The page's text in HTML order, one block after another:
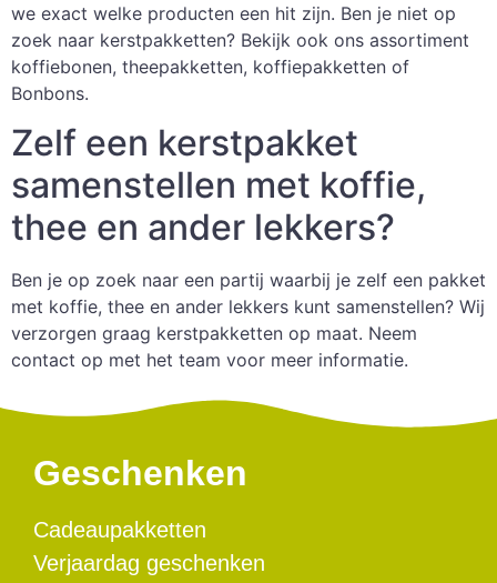
we exact welke producten een hit zijn. Ben je niet op
zoek naar kerstpakketten? Bekijk ook ons assortiment
koffiebonen, theepakketten, koffiepakketten of
Bonbons.
Zelf een kerstpakket
samenstellen met koffie,
thee en ander lekkers?
Ben je op zoek naar een partij waarbij je zelf een pakket
met koffie, thee en ander lekkers kunt samenstellen? Wij
verzorgen graag kerstpakketten op maat. Neem
contact op met het team voor meer informatie.
Geschenken
Cadeaupakketten
Verjaardag geschenken